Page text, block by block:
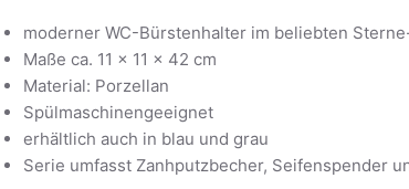
moderner WC-Bürstenhalter im beliebten
Maße ca. 11 x 11 x 42 cm
Material: Porzellan
Spülmaschinengeeignet
erhältlich auch in blau und grau
Serie umfasst Zanhputzbecher, Seifenspender